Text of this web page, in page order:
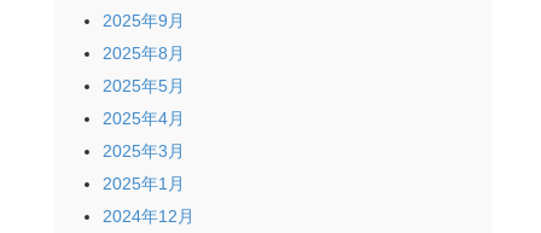
2025年9月
2025年8月
2025年5月
2025年4月
2025年3月
2025年1月
2024年12月